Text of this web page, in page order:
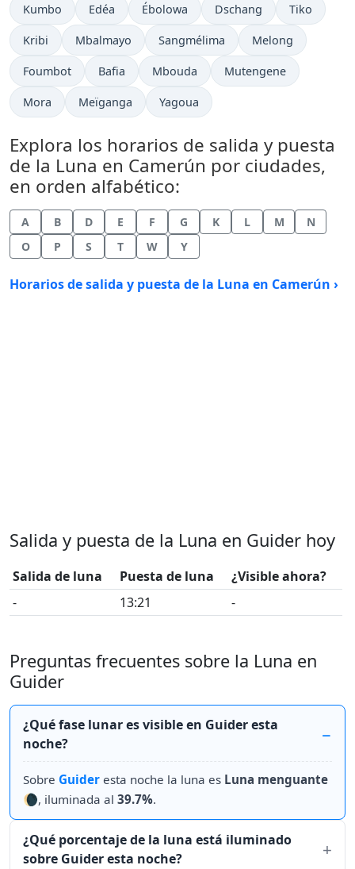
Kumbo Edéa Ébolowa Dschang Tiko
Kribi Mbalmayo Sangmélima Melong
Foumbot Bafia Mbouda Mutengene
Mora Meïganga Yagoua
Explora los horarios de salida y puesta
de la Luna en Camerún por ciudades,
en orden alfabético:
A B D E F G K L M
N
O
P S T W Y
Horarios de salida y puesta de la Luna en Camerún ›
Salida y puesta de la Luna en Guider hoy
Salida de luna Puesta de luna
¿Visible ahora?
-
13:21 -
Preguntas frecuentes sobre la Luna en
Guider
¿Qué fase lunar es visible en Guider esta
noche?
Sobre Guider esta noche la luna es Luna menguante
🌘, iluminada al 39.7%.
¿Qué porcentaje de la luna está iluminado
sobre Guider esta noche?